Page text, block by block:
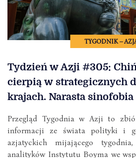
TYGODNIK –
Tydzień w Azji #305:
cierpią w strategicznych
krajach. Narasta sinofobia
Przegląd Tygodnia w Azji to
informacji ze świata polityki i
azjatyckich mijającego
analityków Instytutu Boyma we